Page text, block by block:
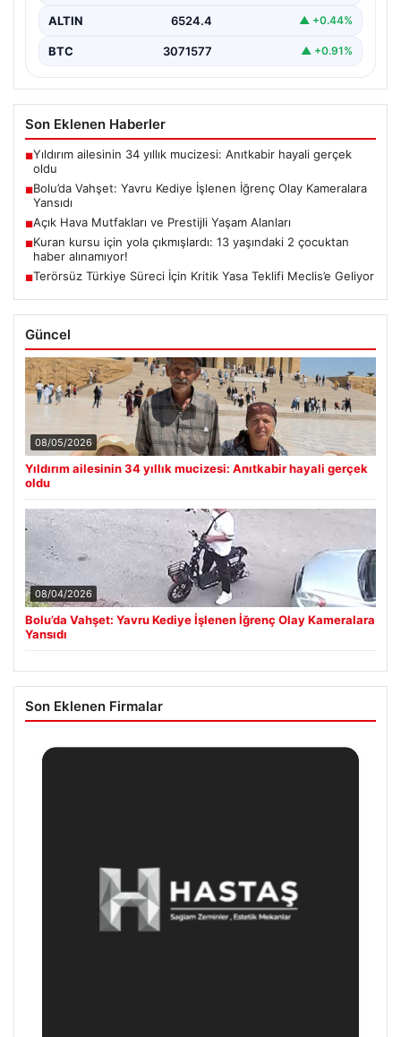
ALTIN 6524.4 ▲ +0.44%
BTC 3071577 ▲ +0.91%
Son Eklenen Haberler
■Yıldırım ailesinin 34 yıllık mucizesi: Anıtkabir hayali gerçek
oldu
■Bolu’da Vahşet: Yavru Kediye İşlenen İğrenç Olay Kameralara
Yansıdı
■Açık Hava Mutfakları ve Prestijli Yaşam Alanları
■Kuran kursu için yola çıkmışlardı: 13 yaşındaki 2 çocuktan
haber alınamıyor!
■Terörsüz Türkiye Süreci İçin Kritik Yasa Teklifi Meclis’e Geliyor
Güncel
08/05/2026
Yıldırım ailesinin 34 yıllık mucizesi: Anıtkabir hayali gerçek
oldu
08/04/2026
Bolu’da Vahşet: Yavru Kediye İşlenen İğrenç Olay Kameralara
Yansıdı
Son Eklenen Firmalar